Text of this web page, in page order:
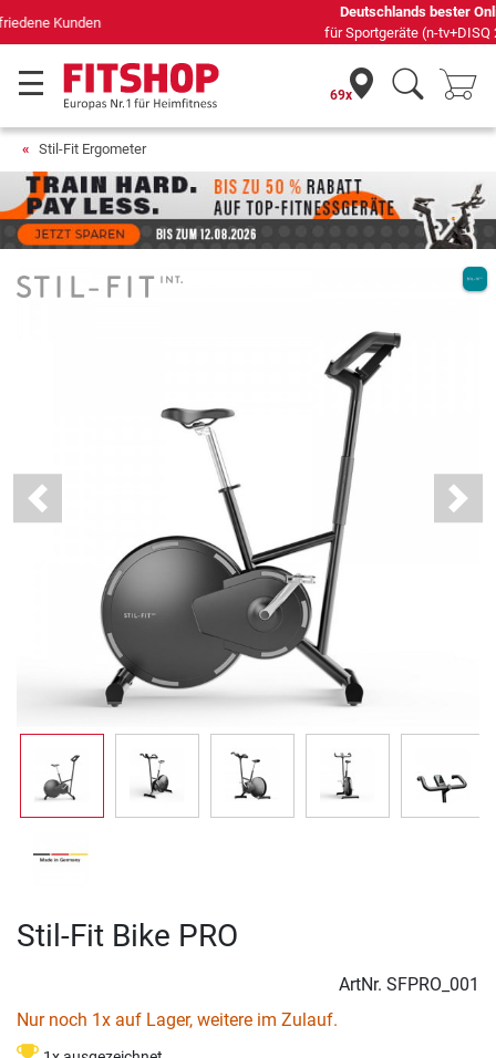
Deutschlands bester Online-Shop
für Sportgeräte (n-tv+DISQ 2016-2024)
69x
Stil-Fit Ergometer
Previous Next
Stil-Fit Bike PRO
ArtNr. SFPRO_001
Nur noch 1x auf Lager, weitere im Zulauf.